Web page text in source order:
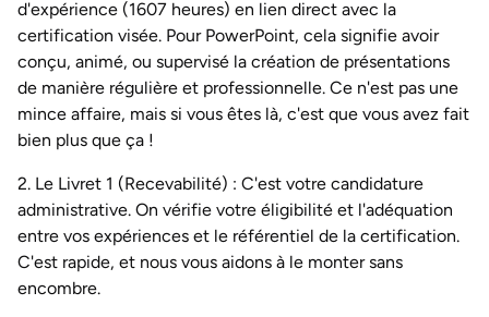
d'expérience (1607 heures) en lien direct avec la
certification visée. Pour PowerPoint, cela signifie avoir
conçu, animé, ou supervisé la création de présentations
de manière régulière et professionnelle. Ce n'est pas une
mince affaire, mais si vous êtes là, c'est que vous avez fait
bien plus que ça !
2. Le Livret 1 (Recevabilité) : C'est votre candidature
administrative. On vérifie votre éligibilité et l'adéquation
entre vos expériences et le référentiel de la certification.
C'est rapide, et nous vous aidons à le monter sans
encombre.